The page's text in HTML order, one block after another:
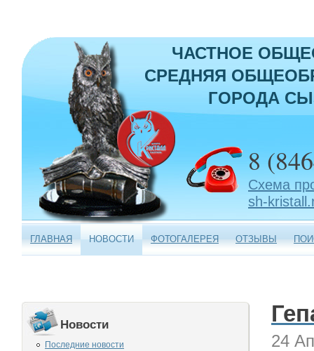
ЧАСТНОЕ
СРЕДНЯЯ
ГОРОДА
8
Схема
sh-
ГЛАВНАЯ НОВОСТИ ФОТОГАЛЕРЕЯ ОТЗЫВЫ
Новости
Последние новости
24